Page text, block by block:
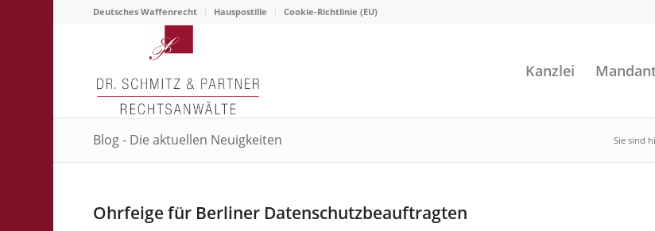
Deutsches Waffenrecht Hauspostille Cookie-Richtlinie (EU)
Kanzlei
Blog - Die aktuellen Neuigkeiten Sie sind
Ohrfeige für Berliner Datenschutzbeauftragten